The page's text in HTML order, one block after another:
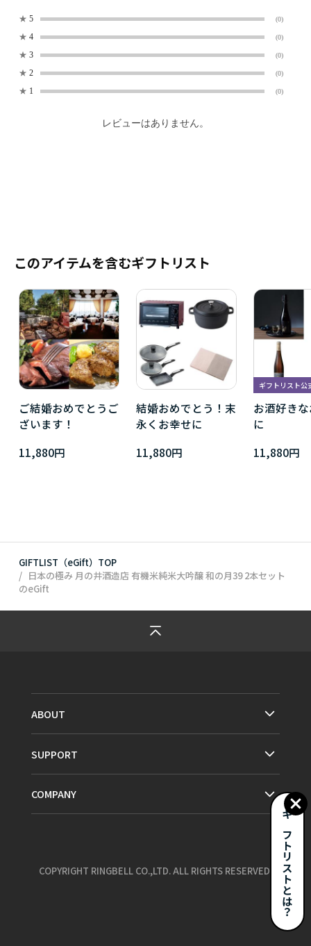
★ 5 (0)
★ 4 (0)
★ 3 (0)
★ 2 (0)
★ 1 (0)
レビューはありません。
このアイテムを含むギフトリスト
ご結婚おめでとうご
ざいます！
11,880円
結婚おめでとう！末
永くお幸せに
11,880円
ギフトリスト公
お酒好き
に
11,880円
GIFTLIST（eGift）TOP
日本の極み 月の井酒造店 有機米純米大吟醸 和の月39 2本セット
のeGift
ギフトリストとは？
ABOUT
SUPPORT
COMPANY
COPYRIGHT RINGBELL CO.,LTD. ALL RIGHTS RESERVED.